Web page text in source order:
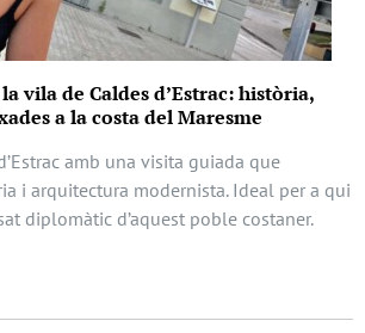
vila de Caldes d’Estrac: història,
a la costa del Maresme
amb una visita guiada que
i arquitectura modernista. Ideal per a qui
diplomàtic d’aquest poble costaner.